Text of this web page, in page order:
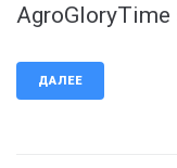
ДАЛЕЕ